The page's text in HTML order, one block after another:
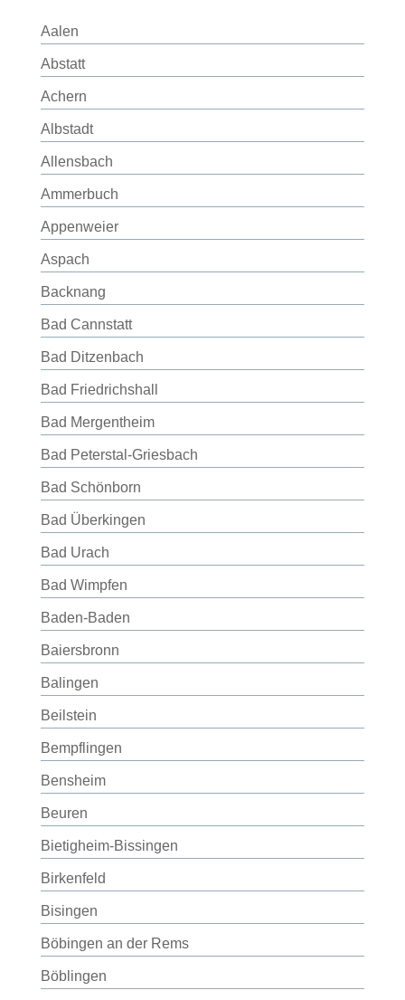
Aalen
Abstatt
Achern
Albstadt
Allensbach
Ammerbuch
Appenweier
Aspach
Backnang
Bad Cannstatt
Bad Ditzenbach
Bad Friedrichshall
Bad Mergentheim
Bad Peterstal-Griesbach
Bad Schönborn
Bad Überkingen
Bad Urach
Bad Wimpfen
Baden-Baden
Baiersbronn
Balingen
Beilstein
Bempflingen
Bensheim
Beuren
Bietigheim-Bissingen
Birkenfeld
Bisingen
Böbingen an der Rems
Böblingen